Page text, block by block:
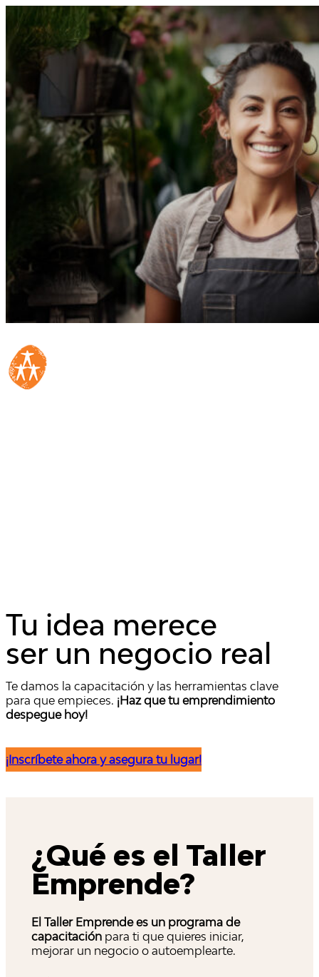
Tu idea merece
ser un negocio real
Te damos la capacitación y las herramientas clave
para que empieces. ¡Haz que tu emprendimiento
despegue hoy!
¡Inscríbete ahora y asegura tu lugar!
¿Qué es el Taller
Emprende?
El Taller Emprende es un programa de
capacitación para ti que quieres iniciar,
mejorar un negocio o autoemplearte.